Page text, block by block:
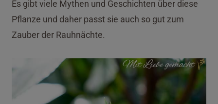
Es gibt viele Mythen und Geschichten über diese
Pflanze und daher passt sie auch so gut zum
Zauber der Rauhnächte.